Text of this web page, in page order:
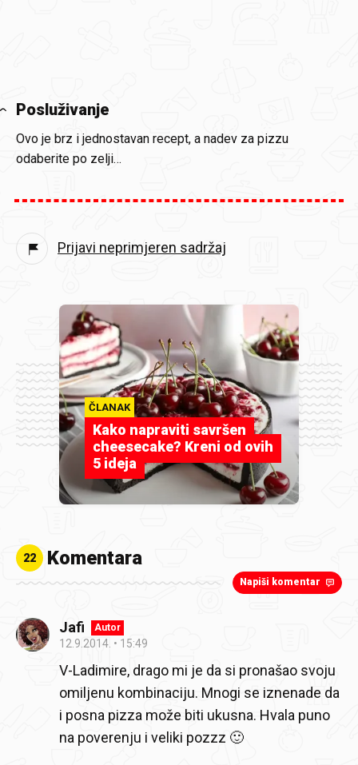
Posluživanje
Ovo je brz i jednostavan recept, a nadev za pizzu
odaberite po zelji…
Prijavi neprimjeren sadržaj
ČLANAK
Kako napraviti savršen
cheesecake? Kreni od ovih
5 ideja
22 Komentara
Napiši komentar
Jafi Autor
12.9.2014. 15:49
V-Ladimire, drago mi je da si pronašao svoju
omiljenu kombinaciju. Mnogi se iznenade da
i posna pizza može biti ukusna. Hvala puno
na poverenju i veliki pozzz 🙂